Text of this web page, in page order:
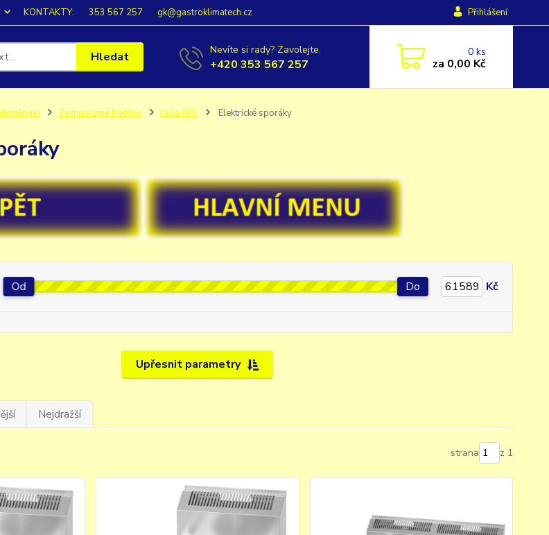
KONTAKTY: 353 567 257 gk@gastroklimatech.cz Přihlášení
Hledat Nevíte si rady? Zavolejte.
+420 353 567 257
0ks
za 0,00 Kč
Technologie Redfox řada 600 Elektrické sporáky
Upřesnit parametry
Od Do Kč
Nejdražší
strana z 1